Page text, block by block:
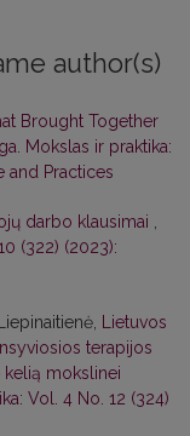
author(s)
Brought Together
Mokslas ir praktika:
and Practices
darbo klausimai ,
(322) (2023):
Lietuvos
terapijos
mokslinei
Vol. 4 No. 12 (324)